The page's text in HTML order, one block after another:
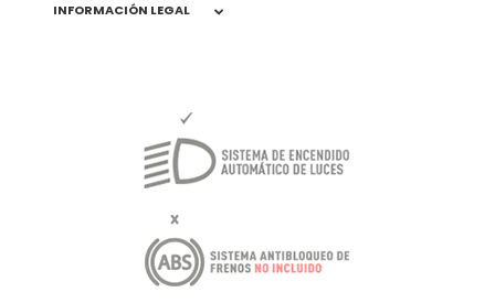
INFORMACIÓN LEGAL